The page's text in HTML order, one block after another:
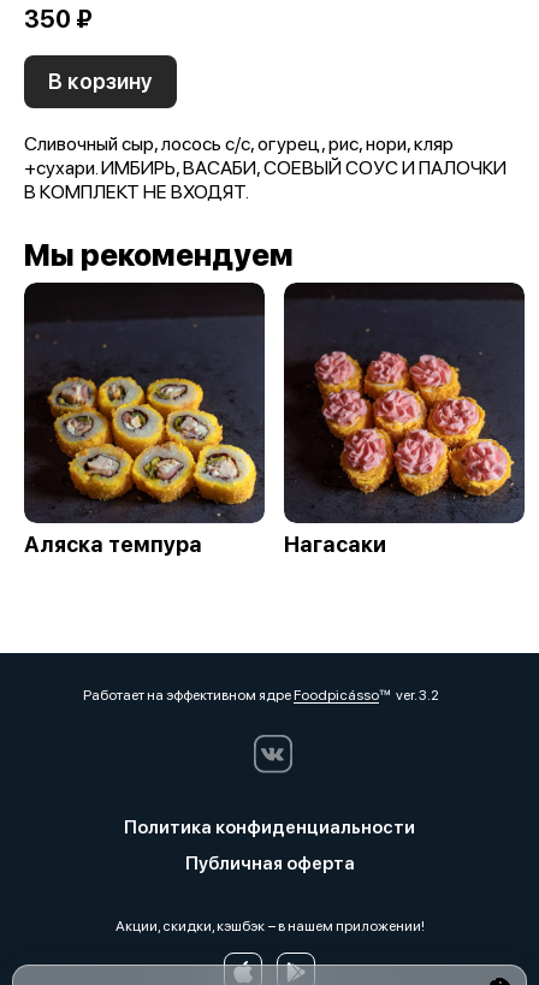
350 ₽
В корзину
Сливочный сыр, лосось с/с, огурец, рис, нори, кляр
+сухари. ИМБИРЬ, ВАСАБИ, СОЕВЫЙ СОУС И ПАЛОЧКИ
В КОМПЛЕКТ НЕ ВХОДЯТ.
Мы рекомендуем
Аляска темпура Нагасаки
Работает на эффективном ядреFoodpicássover. 3.2
Политика конфиденциальности
Публичная оферта
Акции, скидки, кэшбэк − в нашем приложении!